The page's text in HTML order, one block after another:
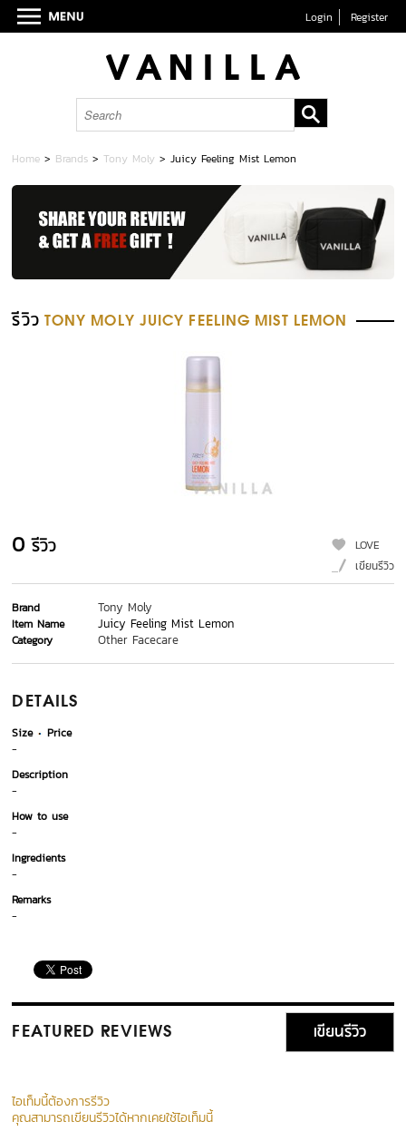
Login Register
Home > Brands >Tony Moly >Juicy Feeling Mist Lemon
รีวิว TONY MOLY JUICY FEELING MIST LEMON
0 รีวิว
LOVE
เขียนรีวิว
Brand Tony Moly
Item Name Juicy Feeling Mist Lemon
Category Other Facecare
DETAILS
Size
Price
-
Description
-
How to use
-
Ingredients
-
Remarks
-
FEATURED REVIEWS เขียนรีวิว
ไอเท็มนี้ต้องการรีวิว
คุณสามารถเขียนรีวิวได้หากเคยใช้ไอเท็มนี้